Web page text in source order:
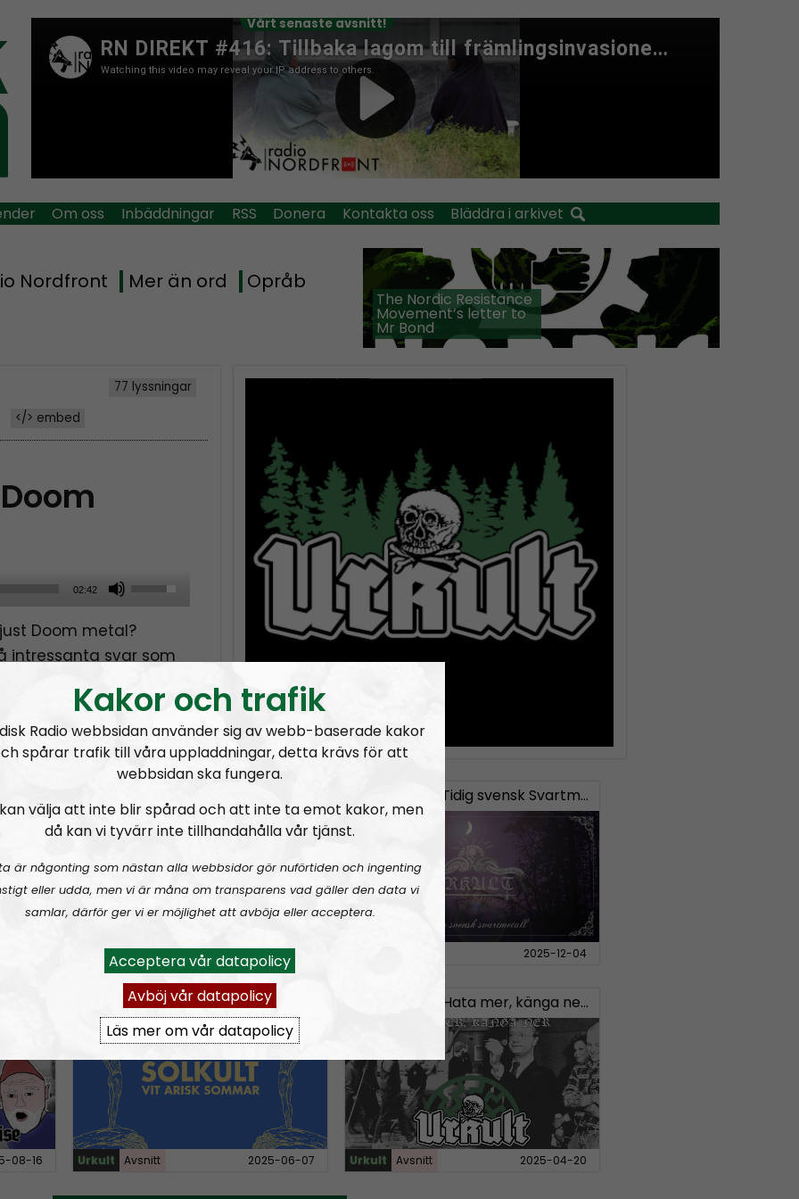
Vårt senaste avsnitt!
Om oss Inbäddningar RSS Donera Kontakta oss Bläddra i arkivet
Nordfront Mer än ord Opråb
The Nordic Resistance
Movement’s letter to
Mr Bond
77 lyssningar
</> embed
02:42
U
e
U
/
D
o
w
n
A
o
k
e
y
s
t
n
c
Doom metal?
intressanta svar som
den yttersta Doomen
Urkult Avsnitt 2025-12-31
Tidig svensk Svartmetall
2025-12-04
08-16
URKULT #21:Vit arisk sommar
Urkult Avsnitt 2025-06-07
Hata mer, känga ner – Svensk “vit makt”-musik
Urkult Avsnitt 2025-04-20
Kakor och trafik
Radio webbsidan använder sig av webb-baserade kakor
spårar trafik till våra uppladdningar, detta krävs för att
webbsidan ska fungera.
välja att inte blir spårad och att inte ta emot kakor, men
då kan vi tyvärr inte tillhandahålla vår tjänst.
är någonting som nästan alla webbsidor gör nuförtiden och ingenting
eller udda, men vi är måna om transparens vad gäller den data vi
samlar, därför ger vi er möjlighet att avböja eller acceptera.
Acceptera vår datapolicy
Avböj vår datapolicy
Läs mer om vår datapolicy